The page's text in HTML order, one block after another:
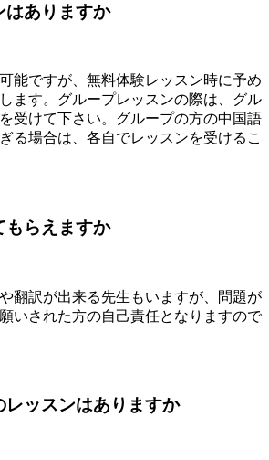
はありますか
能ですが、無料体験レッスン時に予め
ます。グループレッスンの際は、グル
受けて下さい。グループの方の中国語
る場合は、各自でレッスンを受けるこ
もらえますか
翻訳が出来る先生もいますが、問題が
いされた方の自己責任となりますので
レッスンはありますか